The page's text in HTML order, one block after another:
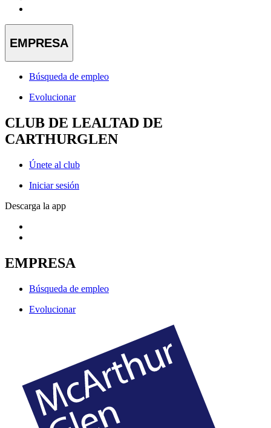
EMPRESA
Búsqueda de empleo
Evolucionar
CLUB DE LEALTAD DE
CARTHURGLEN
Únete al club
Iniciar sesión
Descarga la app
EMPRESA
Búsqueda de empleo
Evolucionar